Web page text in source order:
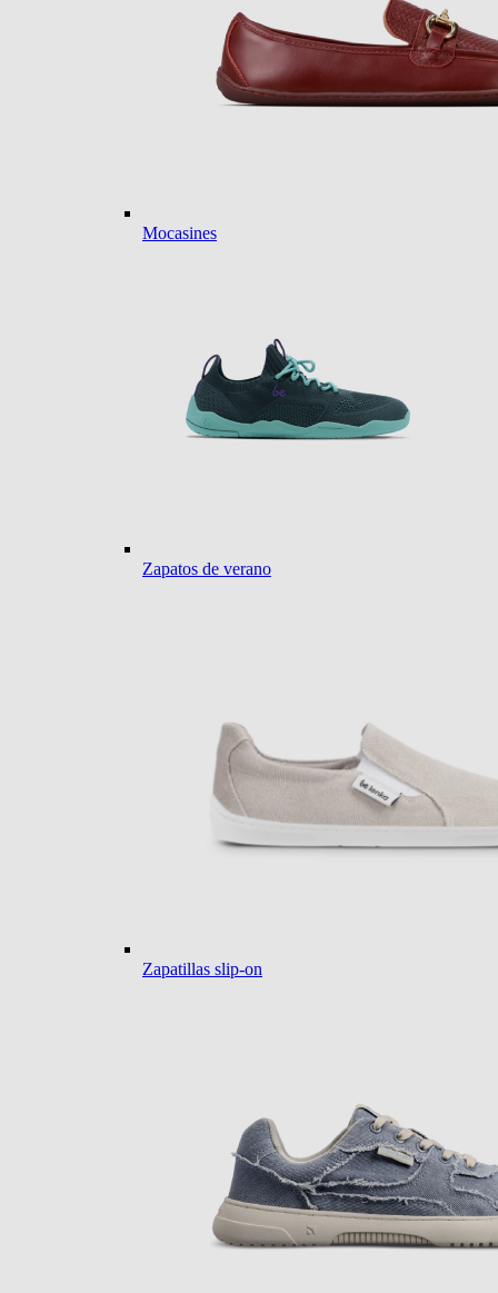
Mocasines
Zapatos de verano
Zapatillas slip-on